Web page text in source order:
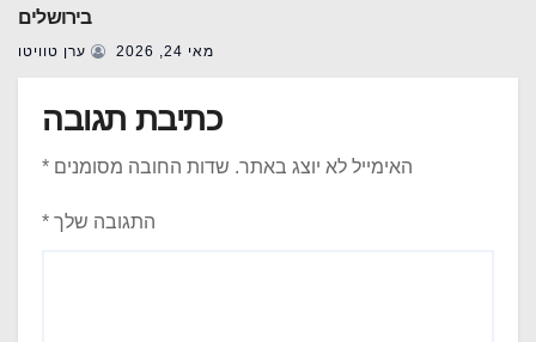
בירושלים
מאי 24, 2026 ערן טוויטו
כתיבת תגובה
האימייל לא יוצג באתר. שדות החובה מסומנים *
התגובה שלך *